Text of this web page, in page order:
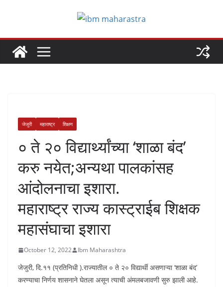
जेजुरी महाराष्ट्र शिक्षण
० ते २० विद्यार्थ्यांच्या ‘शाळा बंद’
करु नयेत;अन्यथा पालकांसह
आंदोलनाचा इशारा.
महाराष्ट्र राज्य कास्ट्राईब शिक्षक
महासंघाचा इशारा
October 12, 2022 Ibm Maharashtra
जेजुरी, दि.११ (प्रतिनिधी ).राज्यातील ० ते २० विद्यार्थी असणाऱ्या ‘शाळा बंद’
करण्याचा निर्णय शासनाने घेतला असून त्याची अंमलबजावणी सुरु झाली आहे.